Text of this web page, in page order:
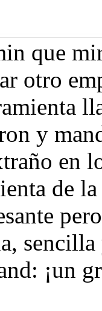
que
otro
y
en
de
¡un